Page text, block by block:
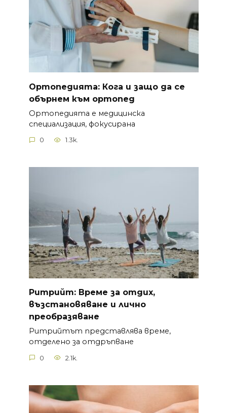
Ортопедията: Кога и защо да се
обърнем към ортопед
Ортопедията е медицинска
специализация, фокусирана
0 1.3k.
Ритрийт: Време за отдих,
възстановяване и лично
преобразяване
Ритрийтът представлява време,
отделено за отдръпване
0 2.1k.